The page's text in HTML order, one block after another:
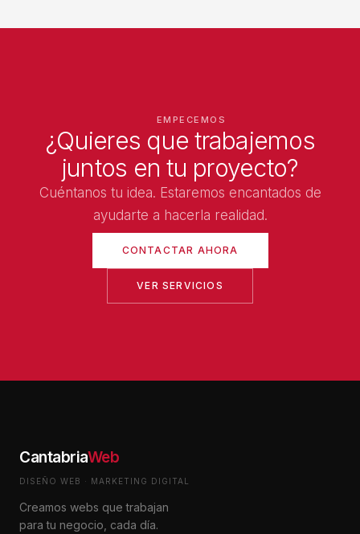
EMPECEMOS
¿Quieres que trabajemos
juntos en tu proyecto?
Cuéntanos tu idea. Estaremos encantados de
ayudarte a hacerla realidad.
CONTACTAR AHORA
VER SERVICIOS
CantabriaWeb
DISEÑO WEB · MARKETING DIGITAL
Creamos webs que trabajan
para tu negocio, cada día.